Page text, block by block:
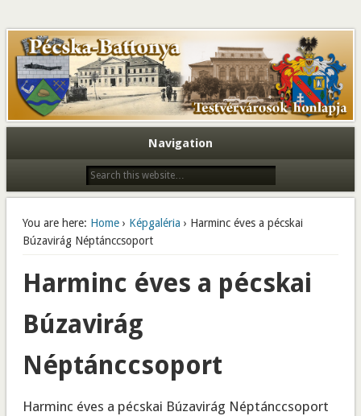
Navigation
You are here: Home› Képgaléria › Harminc éves a pécskai
Búzavirág Néptánccsoport
Harminc éves a pécskai
Búzavirág
Néptánccsoport
Harminc éves a pécskai Búzavirág Néptánccsoport